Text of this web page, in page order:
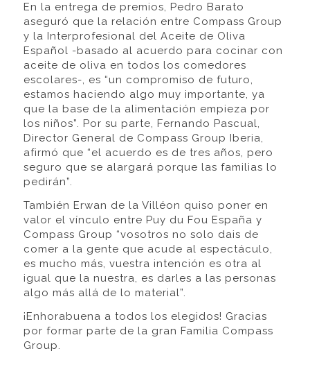
En la entrega de premios, Pedro Barato
aseguró que la relación entre Compass Group
y la Interprofesional del Aceite de Oliva
Español -basado al acuerdo para cocinar con
aceite de oliva en todos los comedores
escolares-, es “un compromiso de futuro,
estamos haciendo algo muy importante, ya
que la base de la alimentación empieza por
los niños”. Por su parte, Fernando Pascual,
Director General de Compass Group Iberia,
afirmó que “el acuerdo es de tres años, pero
seguro que se alargará porque las familias lo
pedirán”.
También Erwan de la Villéon quiso poner en
valor el vínculo entre Puy du Fou España y
Compass Group “vosotros no solo dais de
comer a la gente que acude al espectáculo,
es mucho más, vuestra intención es otra al
igual que la nuestra, es darles a las personas
algo más allá de lo material”.
¡Enhorabuena a todos los elegidos! Gracias
por formar parte de la gran Familia Compass
Group.